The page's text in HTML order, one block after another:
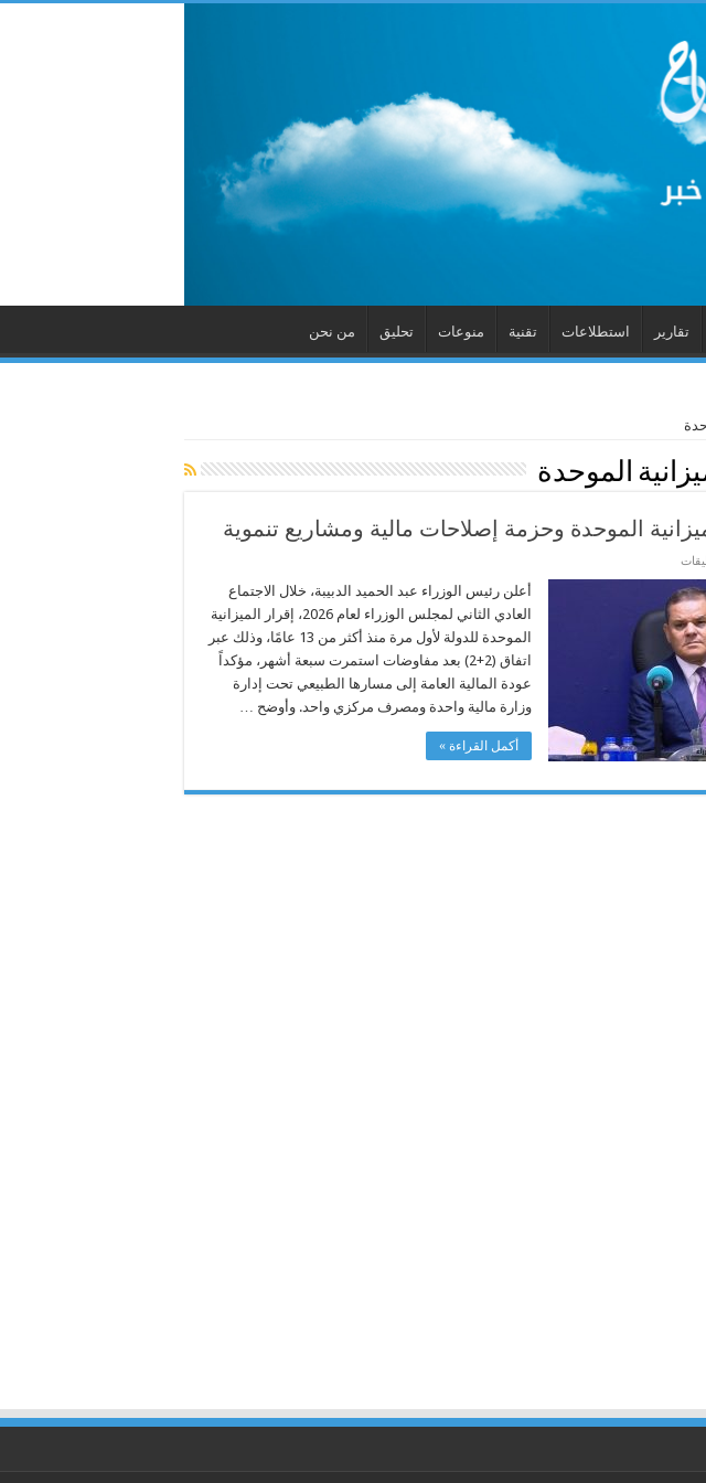
تقارير استطلاعات تقنية منوعات تحليق من نحن
الموحدة
الموحدة وحزمة إصلاحات مالية ومشاريع تنموية
يعلن
إقرار
الميزانية
الموحدة
وحزمة
إصلاحات
مالية
ومشاريع
تنموية
مغلقة
أعلن رئيس الوزراء عبد الحميد الدبيبة، خلال الاجتماع
العادي الثاني لمجلس الوزراء لعام 2026، إقرار الميزانية
الموحدة للدولة لأول مرة منذ أكثر من 13 عامًا، وذلك عبر
اتفاق (2+2) بعد مفاوضات استمرت سبعة أشهر، مؤكداً
عودة المالية العامة إلى مسارها الطبيعي تحت إدارة
وزارة مالية واحدة ومصرف مركزي واحد. وأوضح …
أكمل القراءة »